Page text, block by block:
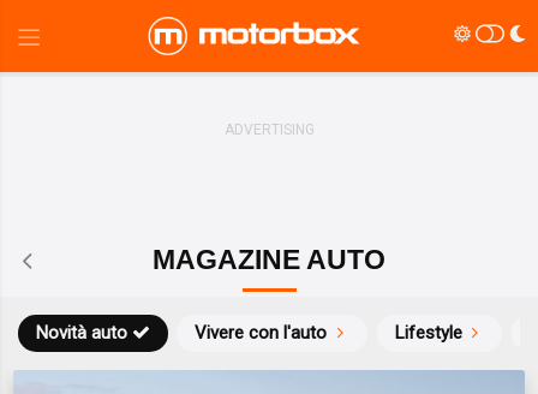
MAGAZINE AUTO
Novità auto Vivere con l'auto Lifestyle